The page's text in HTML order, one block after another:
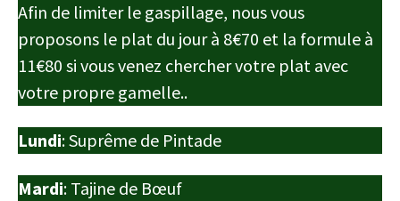
Afin de limiter le gaspillage, nous vous
proposons le plat du jour à 8€70 et la formule à
11€80 si vous venez chercher votre plat avec
votre propre gamelle..
Lundi: Suprême de Pintade
Mardi: Tajine de Bœuf